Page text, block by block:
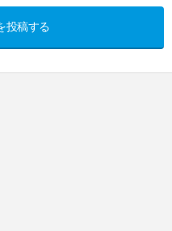
投稿する